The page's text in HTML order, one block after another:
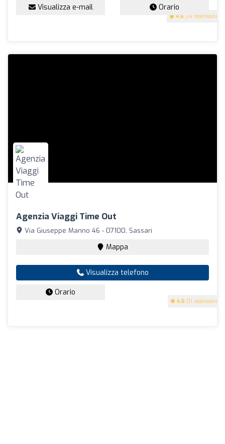
4.6 (14 recensioni)
Visualizza e-mail Orario
Agenzia Viaggi Time Out
4.6 (11 recensioni)
Via Giuseppe Manno 46 - 07100, Sassari
Mappa
Visualizza telefono
Orario